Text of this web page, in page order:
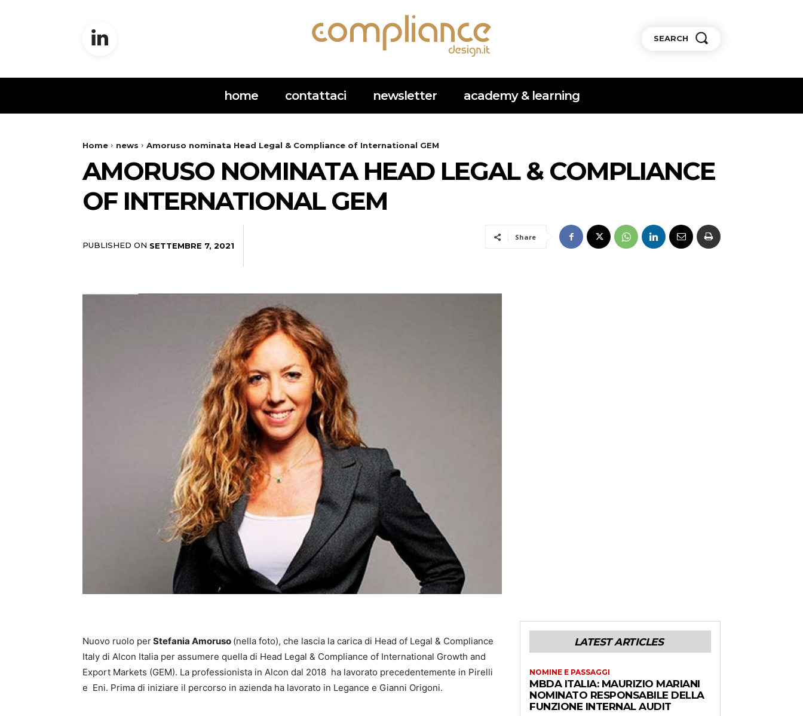
SEARCH
home contattaci newsletter academy & learning
Home news Amoruso nominata Head Legal & Compliance of International GEM
AMORUSO NOMINATA HEAD LEGAL & COMPLIANCE
OF INTERNATIONAL GEM
PUBLISHED ON SETTEMBRE 7, 2021
Share
Nuovo ruolo perStefania Amoruso (nella foto), che lascia la carica di Head of Legal & Compliance
Italy di Alcon Italia per assumere quella di Head Legal & Compliance of International Growth and
Export Markets (GEM). La professionista in Alcon dal 2018 ha lavorato precedentemente in Pirelli
e Eni. Prima di iniziare il percorso in azienda ha lavorato in Legance e Gianni Origoni.
LATEST ARTICLES
NOMINE E PASSAGGI
MBDA ITALIA: MAURIZIO MARIANI
NOMINATO RESPONSABILE DELLA
FUNZIONE INTERNAL AUDIT